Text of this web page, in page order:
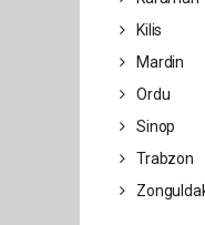
Kilis
Mardin
Ordu
Sinop
Trabzon